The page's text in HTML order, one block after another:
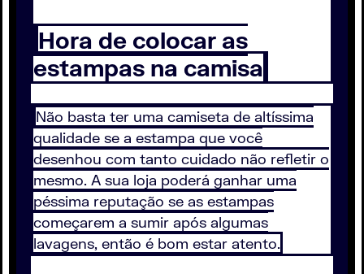
Hora de colocar as
estampas na camisa
Não basta ter uma camiseta de altíssima
qualidade se a estampa que você
desenhou com tanto cuidado não refletir o
mesmo. A sua loja poderá ganhar uma
péssima reputação se as estampas
começarem a sumir após algumas
lavagens, então é bom estar atento.